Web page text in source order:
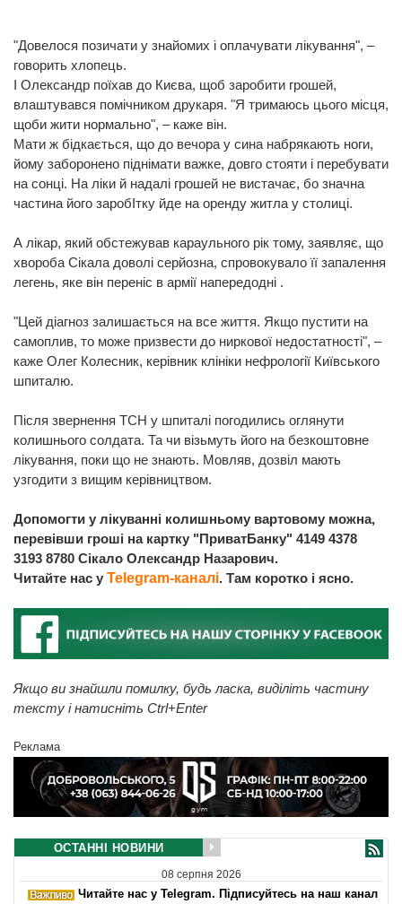
"Довелося позичати у знайомих і оплачувати лікування", –
говорить хлопець.
І Олександр поїхав до Києва, щоб заробити грошей,
влаштувався помічником друкаря. "Я тримаюсь цього місця,
щоби жити нормально", – каже він.
Мати ж бідкається, що до вечора у сина набрякають ноги,
йому заборонено піднімати важке, довго стояти і перебувати
на сонці. На ліки й надалі грошей не вистачає, бо значна
частина його заробІтку йде на оренду житла у столиці.
А лікар, який обстежував караульного рік тому, заявляє, що
хвороба Сікала доволі серйозна, спровокувало її запалення
легень, яке він переніс в армії напередодні .
"Цей діагноз залишається на все життя. Якщо пустити на
самоплив, то може призвести до ниркової недостатності", –
каже Олег Колесник, керівник клініки нефрології Київського
шпиталю.
Після звернення ТСН у шпиталі погодились оглянути
колишнього солдата. Та чи візьмуть його на безкоштовне
лікування, поки що не знають. Мовляв, дозвіл мають
узгодити з вищим керівництвом.
Допомогти у лікуванні колишньому вартовому можна,
перевівши гроші на картку "ПриватБанку" 4149 4378
3193 8780 Сікало Олександр Назарович.
Читайте нас у Telegram-каналі. Там коротко і ясно.
Якщо ви знайшли помилку, будь ласка, виділіть частину
тексту і натисніть Ctrl+Enter
Реклама
ОСТАННІ НОВИНИ
08 серпня 2026
Читайте нас у Telegram. Підписуйтесь на наш канал